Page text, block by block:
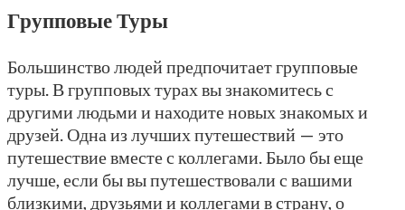
Групповые Туры
Большинство людей предпочитает групповые
туры. В групповых турах вы знакомитесь с
другими людьми и находите новых знакомых и
друзей. Одна из лучших путешествий — это
путешествие вместе с коллегами. Было бы еще
лучше, если бы вы путешествовали с вашими
близкими, друзьями и коллегами в страну, о